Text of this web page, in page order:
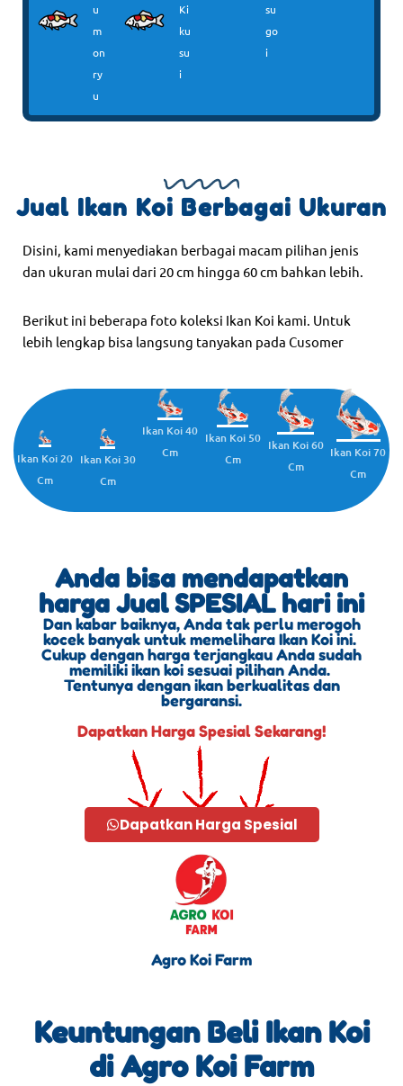
u
m
on
ry
u
Ki
ku
su
i
su
go
i
Jual Ikan Koi Berbagai Ukuran
Disini, kami menyediakan berbagai macam pilihan jenis
dan ukuran mulai dari 20 cm hingga 60 cm bahkan lebih.
Berikut ini beberapa foto koleksi Ikan Koi kami. Untuk
lebih lengkap bisa langsung tanyakan pada Cusomer
Ikan Koi 20
Cm
Ikan Koi 30
Cm
Ikan Koi 40
Cm
Ikan Koi 50
Cm
Ikan Koi 60
Cm
Ikan Koi 70
Cm
Anda bisa mendapatkan
harga Jual SPESIAL hari ini
Dan kabar baiknya, Anda tak perlu merogoh
kocek banyak untuk memelihara Ikan Koi ini.
Cukup dengan harga terjangkau Anda sudah
memiliki ikan koi sesuai pilihan Anda.
Tentunya dengan ikan berkualitas dan
bergaransi.
Dapatkan Harga Spesial Sekarang!
Dapatkan Harga Spesial
Agro Koi Farm
Keuntungan Beli Ikan Koi
di Agro Koi Farm